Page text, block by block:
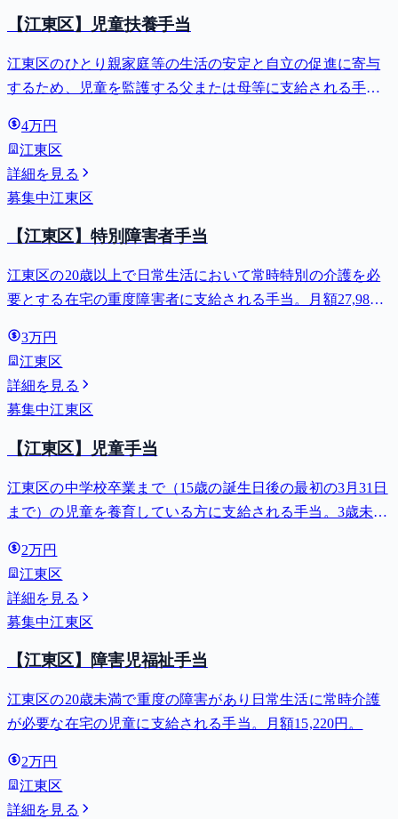
【江東区】児童扶養手当
江東区のひとり親家庭等の生活の安定と自立の促進に寄与
するため、児童を監護する父または母等に支給される手
4万円
江東区
詳細を見る
募集中江東区
【江東区】特別障害者手当
江東区の20歳以上で日常生活において常時特別の介護を必
要とする在宅の重度障害者に支給される手当。月額27,980
3万円
江東区
詳細を見る
募集中江東区
【江東区】児童手当
江東区の中学校卒業まで（15歳の誕生日後の最初の3月31日
まで）の児童を養育している方に支給される手当。3歳未満
子以降は15,000円）、中学生は月額10,000円。
2万円
江東区
詳細を見る
募集中江東区
【江東区】障害児福祉手当
江東区の20歳未満で重度の障害があり日常生活に常時介護
が必要な在宅の児童に支給される手当。月額15,220円。
2万円
江東区
詳細を見る